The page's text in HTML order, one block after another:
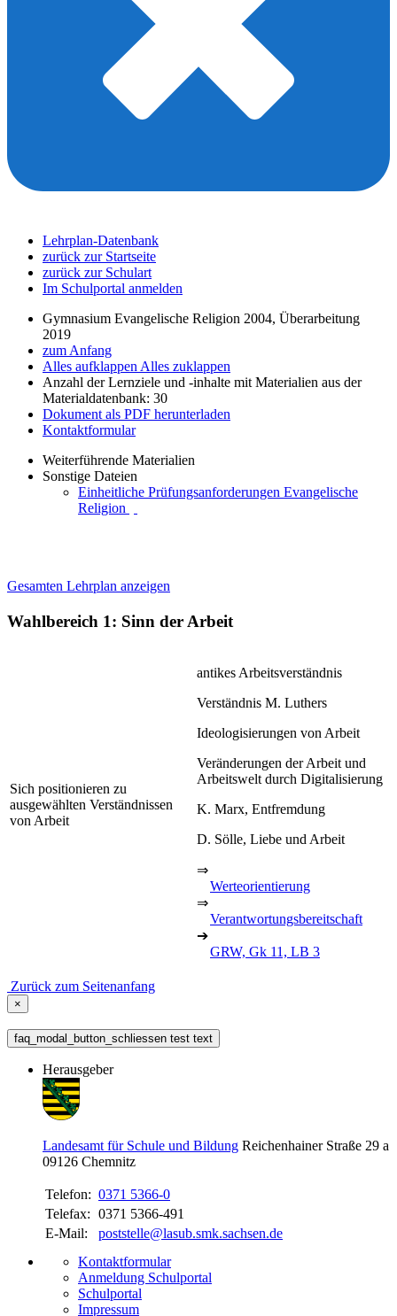
Lehrplan-Datenbank
zurück zur Startseite
zurück zur Schulart
Im Schulportal anmelden
Gymnasium Evangelische Religion 2004, Überarbeitung
2019
zum Anfang
Alles aufklappen Alles zuklappen
Anzahl der Lernziele und -inhalte mit Materialien aus der
Materialdatenbank: 30
Dokument als PDF herunterladen
Kontaktformular
Weiterführende Materialien
Sonstige Dateien
Einheitliche Prüfungsanforderungen Evangelische
Religion
Gesamten Lehrplan anzeigen
Wahlbereich 1: Sinn der Arbeit
Sich positionieren zu
ausgewählten Verständnissen
von Arbeit
antikes Arbeitsverständnis
Verständnis M. Luthers
Ideologisierungen von Arbeit
Veränderungen der Arbeit und
Arbeitswelt durch Digitalisierung
K. Marx, Entfremdung
D. Sölle, Liebe und Arbeit
⇒
Werteorientierung
⇒
Verantwortungsbereitschaft
➔
GRW, Gk 11, LB 3
Zurück zum Seitenanfang
×
faq_modal_button_schliessen test text
Herausgeber
Landesamt für Schule und Bildung Reichenhainer Straße 29 a
09126 Chemnitz
Telefon: 0371 5366-0
Telefax: 0371 5366-491
E-Mail:
poststelle@lasub.smk.sachsen.de
Kontaktformular
Anmeldung Schulportal
Schulportal
Impressum